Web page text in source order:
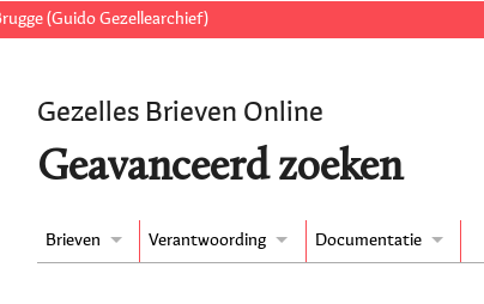
(Guido Gezellearchief)
Gezelles Brieven Online
Geavanceerd zoeken
Brieven Verantwoording Documentatie